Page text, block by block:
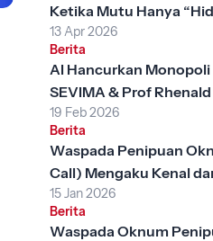
Ketika Mutu Hanya
13 Apr 2026
Berita
AI Hancurkan
SEVIMA & Prof
Tinggi Berubah
19 Feb 2026
Berita
Waspada Penipuan
Call) Mengaku Kenal
15 Jan 2026
Berita
Waspada Oknum